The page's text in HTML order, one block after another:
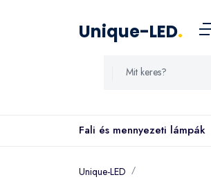
Unique-LED.
Fali és mennyezeti lámpák
Unique-LED